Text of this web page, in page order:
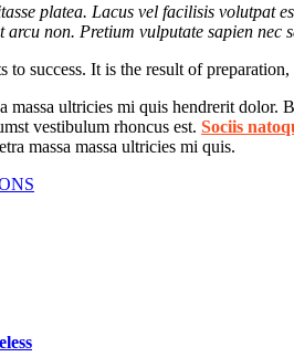
platea. Lacus vel facilisis volutpat
arcu non. Pretium vulputate sapien
to success. It is the result of
massa ultricies mi quis hendrerit
vestibulum rhoncus est. Sociis
massa massa ultricies mi quis.